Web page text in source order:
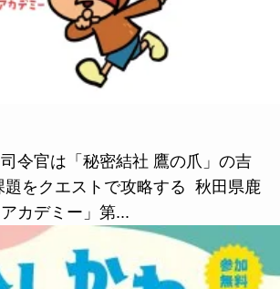
司令官は「秘密結社 鷹の爪」の吉
題をクエストで攻略する 秋田県鹿
カデミー」第...